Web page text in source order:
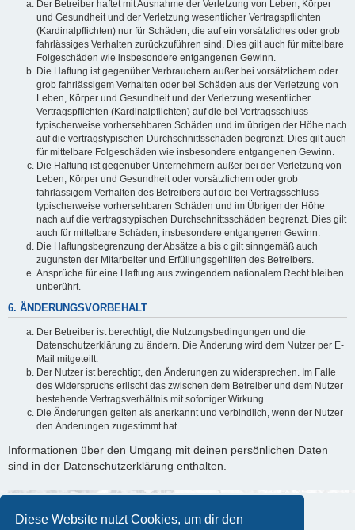
Diese Website nutzt Cookies, um dir den
Der Betreiber haftet mit Ausnahme der Verletzung von Leben, Körper
und Gesundheit und der Verletzung wesentlicher Vertragspflichten
(Kardinalpflichten) nur für Schäden, die auf ein vorsätzliches oder grob
fahrlässiges Verhalten zurückzuführen sind. Dies gilt auch für mittelbare
Folgeschäden wie insbesondere entgangenen Gewinn.
Die Haftung ist gegenüber Verbrauchern außer bei vorsätzlichem oder
grob fahrlässigem Verhalten oder bei Schäden aus der Verletzung von
Leben, Körper und Gesundheit und der Verletzung wesentlicher
Vertragspflichten (Kardinalpflichten) auf die bei Vertragsschluss
typischerweise vorhersehbaren Schäden und im übrigen der Höhe nach
auf die vertragstypischen Durchschnittsschäden begrenzt. Dies gilt auch
für mittelbare Folgeschäden wie insbesondere entgangenen Gewinn.
Die Haftung ist gegenüber Unternehmern außer bei der Verletzung von
Leben, Körper und Gesundheit oder vorsätzlichem oder grob
fahrlässigem Verhalten des Betreibers auf die bei Vertragsschluss
typischerweise vorhersehbaren Schäden und im Übrigen der Höhe
nach auf die vertragstypischen Durchschnittsschäden begrenzt. Dies gilt
auch für mittelbare Schäden, insbesondere entgangenen Gewinn.
Die Haftungsbegrenzung der Absätze a bis c gilt sinngemäß auch
zugunsten der Mitarbeiter und Erfüllungsgehilfen des Betreibers.
Ansprüche für eine Haftung aus zwingendem nationalem Recht bleiben
unberührt.
6. ÄNDERUNGSVORBEHALT
Der Betreiber ist berechtigt, die Nutzungsbedingungen und die
Datenschutzerklärung zu ändern. Die Änderung wird dem Nutzer per E-
Mail mitgeteilt.
Der Nutzer ist berechtigt, den Änderungen zu widersprechen. Im Falle
des Widerspruchs erlischt das zwischen dem Betreiber und dem Nutzer
bestehende Vertragsverhältnis mit sofortiger Wirkung.
Die Änderungen gelten als anerkannt und verbindlich, wenn der Nutzer
den Änderungen zugestimmt hat.
Informationen über den Umgang mit deinen persönlichen Daten
sind in der Datenschutzerklärung enthalten.